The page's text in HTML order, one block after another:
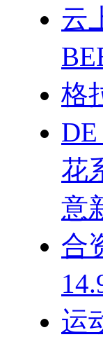
云
格
花
意
合
运